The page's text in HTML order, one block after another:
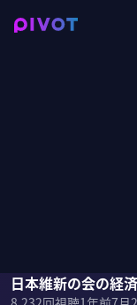
日本維新の会の経
新浪剛史吉村洋文